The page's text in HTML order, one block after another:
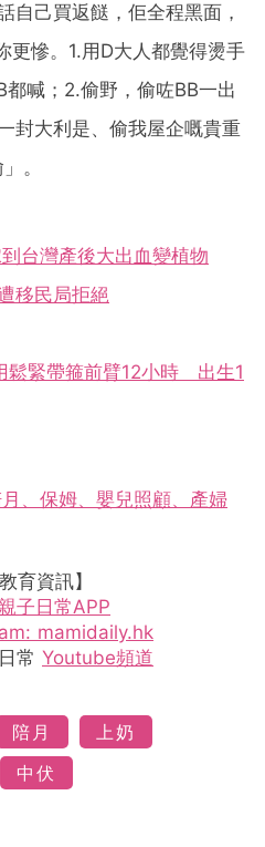
自己買返餸，佢全程黑面，
慘。1.用D大人都覺得燙手
喊；2.偷野，偷咗BB一出
封大利是、偷我屋企嘅貴重
。
台灣產後大出血變植物
移民局拒絕
鬆緊帶箍前臂12小時 出生1
、保姆、嬰兒照顧、產婦
育資訊】
子日常APP
mamidaily.hk
常 Youtube頻道
陪月
上奶
中伏